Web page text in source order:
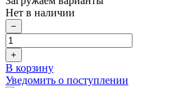
Нет в наличии
−
+
В корзину
Уведомить о поступлении